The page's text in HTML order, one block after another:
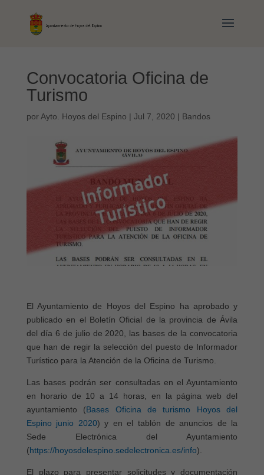
Convocatoria Oficina de
Turismo
porAyto. Hoyos del Espino | Jul 7, 2020 | Bandos
El Ayuntamiento de Hoyos del Espino ha aprobado y
publicado en el Boletín Oficial de la provincia de Ávila
del día 6 de julio de 2020, las bases de la convocatoria
que han de regir la selección del puesto de Informador
Turístico para la Atención de la Oficina de Turismo.
Las bases podrán ser consultadas en el Ayuntamiento
en horario de 10 a 14 horas, en la página web del
ayuntamiento (Bases Oficina de turismo Hoyos del
Espino junio 2020) y en el tablón de anuncios de la
Sede Electrónica del Ayuntamiento
(https://hoyosdelespino.sedelectronica.es/info).
El plazo para presentar solicitudes y documentación